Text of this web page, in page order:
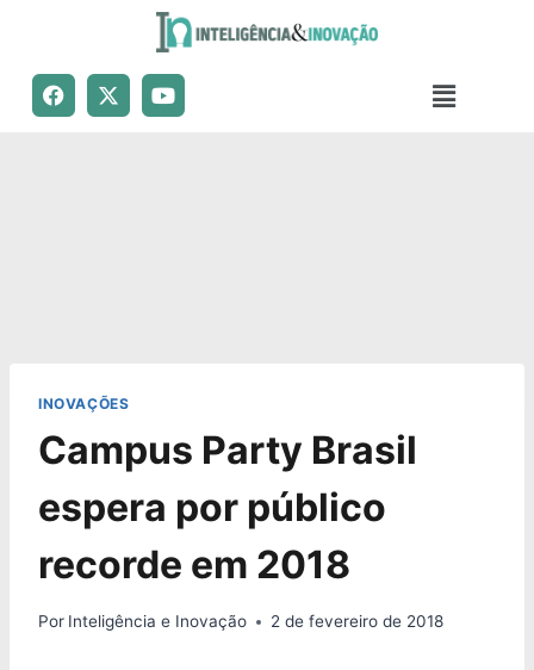
INOVAÇÕES
Campus Party Brasil
espera por público
recorde em 2018
Por Inteligência e Inovação 2 de fevereiro de 2018